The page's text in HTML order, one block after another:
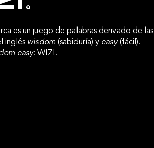
es un juego de palabras derivado de las
inglés wisdom (sabiduría) y easy(fácil).
easy: WIZI.